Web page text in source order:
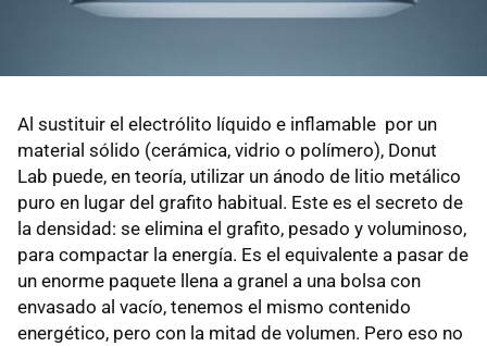
Al sustituir el electrólito líquido e inflamable por un
material sólido (cerámica, vidrio o polímero), Donut
Lab puede, en teoría, utilizar un ánodo de litio metálico
puro en lugar del grafito habitual. Este es el secreto de
la densidad: se elimina el grafito, pesado y voluminoso,
para compactar la energía. Es el equivalente a pasar de
un enorme paquete llena a granel a una bolsa con
envasado al vacío, tenemos el mismo contenido
energético, pero con la mitad de volumen. Pero eso no